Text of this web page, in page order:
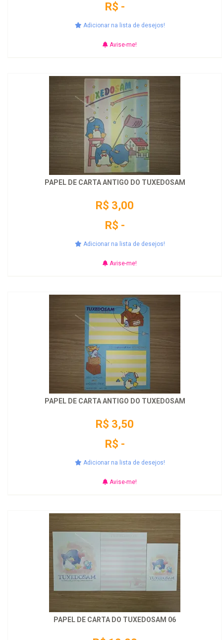
R$ -
Adicionar na lista de desejos!
Avise-me!
PAPEL DE CARTA ANTIGO DO TUXEDOSAM
R$ 3,00
R$ -
Adicionar na lista de desejos!
Avise-me!
PAPEL DE CARTA ANTIGO DO TUXEDOSAM
R$ 3,50
R$ -
Adicionar na lista de desejos!
Avise-me!
PAPEL DE CARTA DO TUXEDOSAM 06